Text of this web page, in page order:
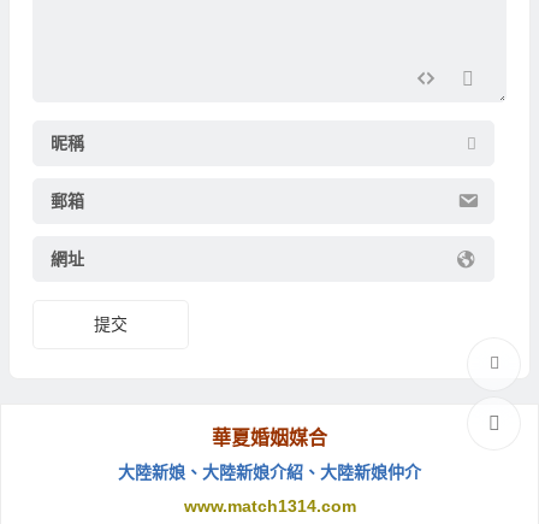
昵稱
郵箱
網址
提交
華夏婚姻媒合
大陸新娘 、 大陸新娘介紹 、 大陸新娘仲介
www.match1314.com